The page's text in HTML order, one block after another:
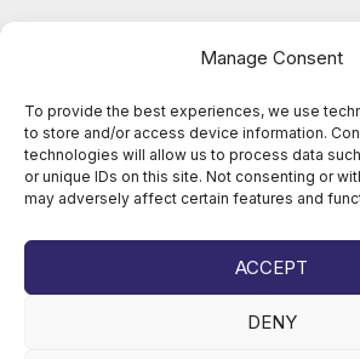
Manage Consent
To provide the best experiences, we use
to store and/or access device information.
technologies will allow us to process data
or unique IDs on this site. Not consenting or
may adversely affect certain features and
ACCEPT
DENY
Układ chłodzenia / Skraplacze
Zbiorniki / Pojemniki
Żurawie do harvesterów / części
Żurawie samochodowe / części